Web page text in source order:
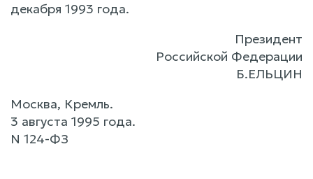
декабря 1993 года.
Президент
Российской Федерации
Б.ЕЛЬЦИН
Москва, Кремль.
3 августа 1995 года.
N 124-ФЗ